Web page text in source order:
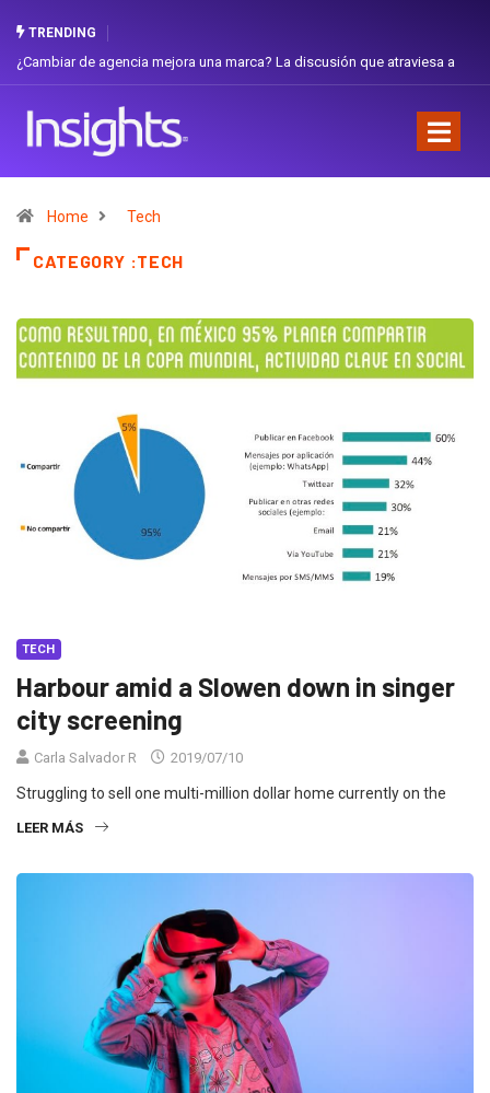
TRENDING
Gabriela Herrera y el arte de cambiarse el sombrero en Corporación
Home Tech
CATEGORY :TECH
TECH
Harbour amid a Slowen down in singer
city screening
Carla Salvador R 2019/07/10
Struggling to sell one multi-million dollar home currently on the
LEER MÁS